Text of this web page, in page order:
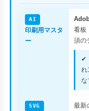
AI
印刷用マスタ
ー
看板
須の
✔
な
SVG
最新